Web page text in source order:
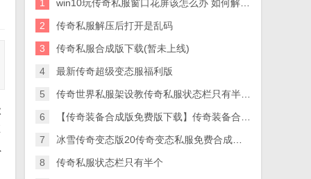
1 win10玩传奇私服窗口花屏该怎么办 如何解决游戏花屏
2 传奇私服解压后打开是乱码
3 传奇私服合成版下载(暂未上线)
4 最新传奇超级变态服福利版
5 传奇世界私服架设教传奇私服状态栏只有半个程qq97643626
6 【传奇装备合成版免费版下载】传奇装备合成版全免费私服版下载
7 冰雪传奇变态版20传奇变态私服免费合成版20下载
8 传奇私服状态栏只有半个